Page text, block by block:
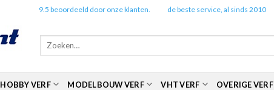
9.5 beoordeeld door onze klanten. de beste service, al sinds 2010
Zoeken
HOBBY VERF MODELBOUW VERF VHT VERF OVERIGE VERF